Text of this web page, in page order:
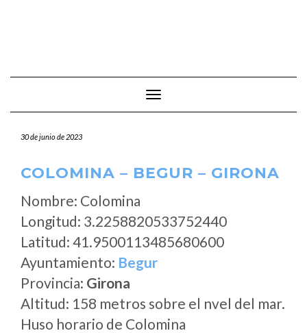
Cambiar modo de navegación
30 de junio de 2023
COLOMINA – BEGUR – GIRONA
Nombre: Colomina
Longitud: 3.2258820533752440
Latitud: 41.9500113485680600
Ayuntamiento: Begur
Provincia: Girona
Altitud: 158 metros sobre el nvel del mar.
Huso horario de Colomina